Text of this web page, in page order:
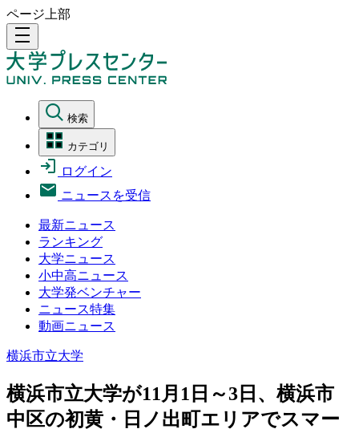
ページ上部
density_medium
検索
カテゴリ
ログイン
ニュースを受信
最新ニュース
ランキング
大学ニュース
小中高ニュース
大学発ベンチャー
ニュース特集
動画ニュース
横浜市立大学
横浜市立大学が11月1日～3日、横浜市
中区の初黄・日ノ出町エリアでスマー